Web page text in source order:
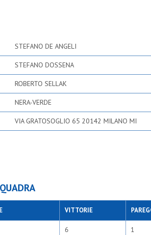
STEFANO DE ANGELI
STEFANO DOSSENA
ROBERTO SELLAK
NERA-VERDE
VIA GRATOSOGLIO 65 20142 MILANO MI
VITTORIE
6 1